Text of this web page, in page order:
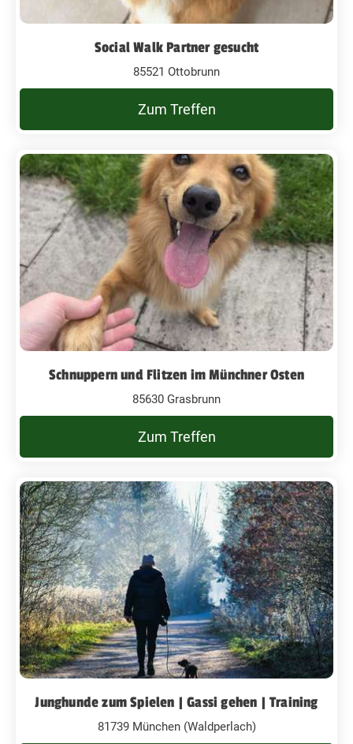
Social Walk Partner gesucht
85521 Ottobrunn
Zum Treffen
Schnuppern und Flitzen im Münchner Osten
85630 Grasbrunn
Zum Treffen
Junghunde zum Spielen | Gassi gehen | Training
81739 München (Waldperlach)